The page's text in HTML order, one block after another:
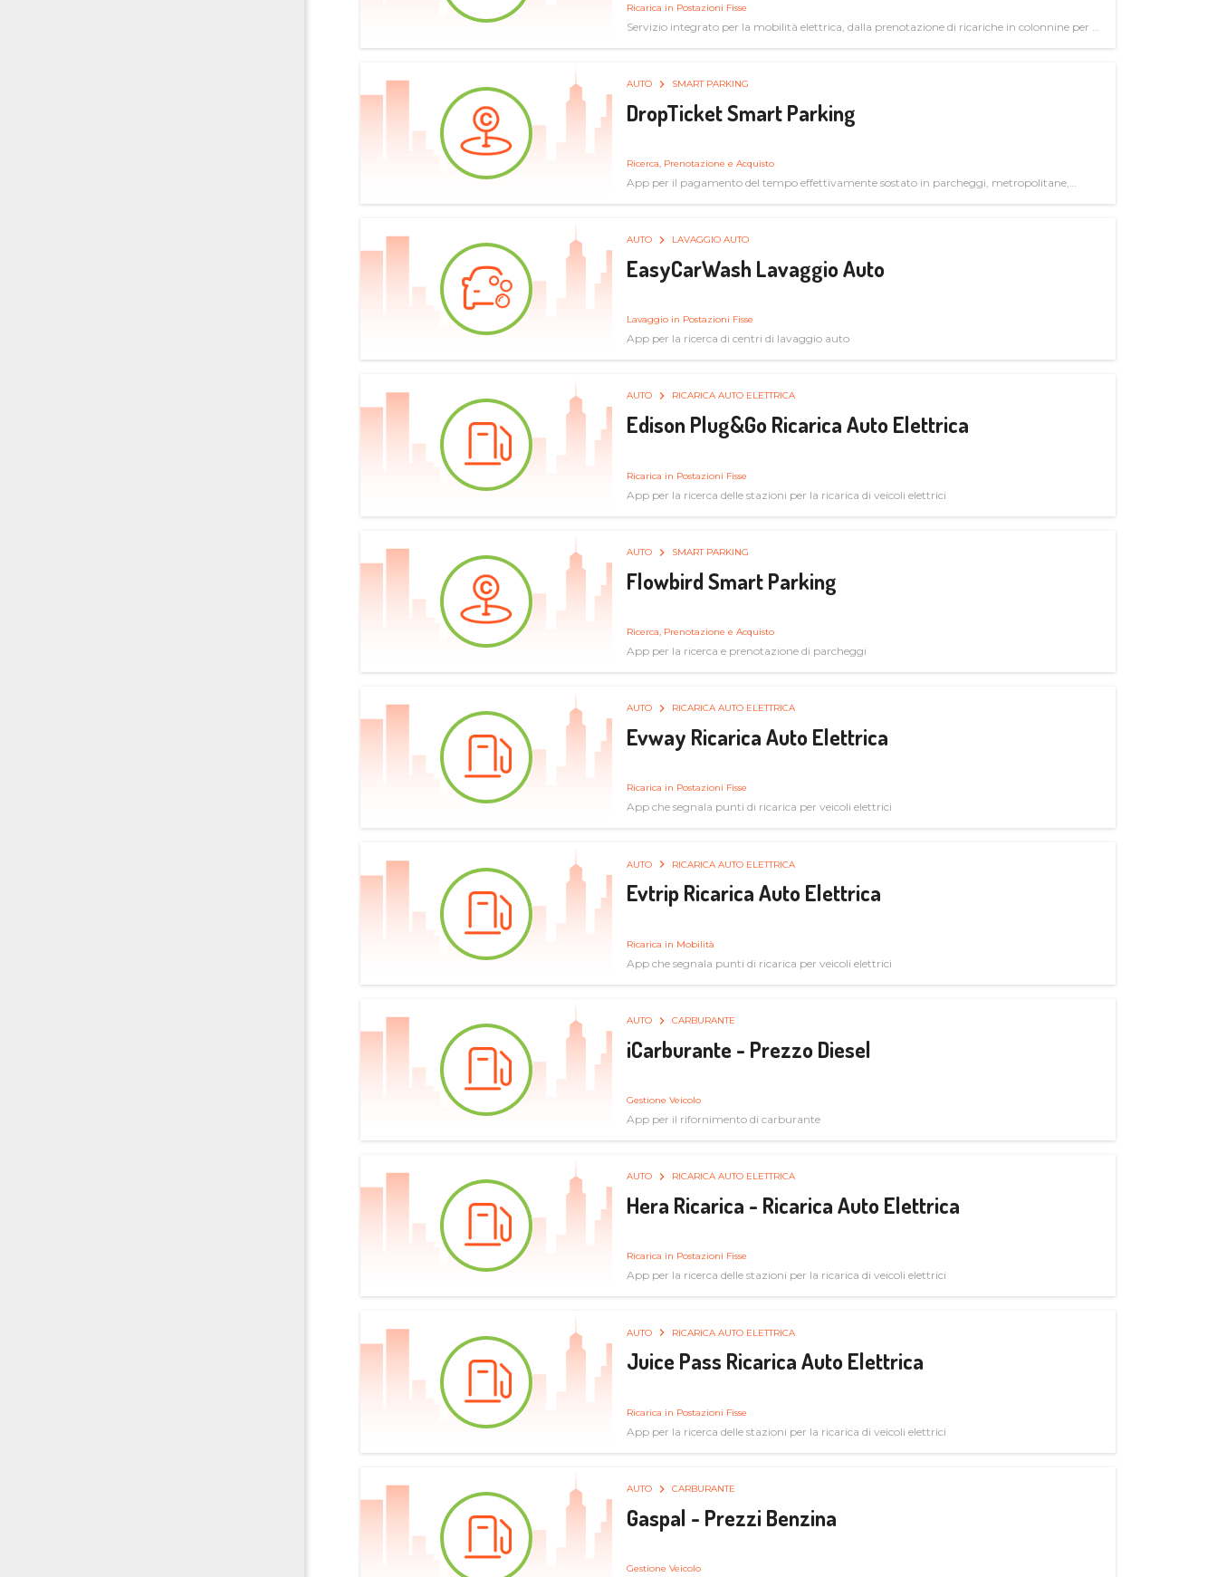
Ricarica in Postazioni Fisse
Servizio integrato per la mobilità elettrica, dalla prenotazione di ricariche in colonnine per il
AUTO SMART PARKING
DropTicket Smart Parking
Ricerca, Prenotazione e Acquisto
App per il pagamento del tempo effettivamente sostato in parcheggi, metropolitane,
AUTO LAVAGGIO AUTO
EasyCarWash Lavaggio Auto
Lavaggio in Postazioni Fisse
App per la ricerca di centri di lavaggio auto
AUTO RICARICA AUTO ELETTRICA
Edison Plug&Go Ricarica Auto Elettrica
Ricarica in Postazioni Fisse
App per la ricerca delle stazioni per la ricarica di veicoli elettrici
AUTO SMART PARKING
Flowbird Smart Parking
Ricerca, Prenotazione e Acquisto
App per la ricerca e prenotazione di parcheggi
AUTO RICARICA AUTO ELETTRICA
Evway Ricarica Auto Elettrica
Ricarica in Postazioni Fisse
App che segnala punti di ricarica per veicoli elettrici
AUTO RICARICA AUTO ELETTRICA
Evtrip Ricarica Auto Elettrica
Ricarica in Mobilità
App che segnala punti di ricarica per veicoli elettrici
AUTO CARBURANTE
iCarburante - Prezzo Diesel
Gestione Veicolo
App per il rifornimento di carburante
AUTO RICARICA AUTO ELETTRICA
Hera Ricarica - Ricarica Auto Elettrica
Ricarica in Postazioni Fisse
App per la ricerca delle stazioni per la ricarica di veicoli elettrici
AUTO RICARICA AUTO ELETTRICA
Juice Pass Ricarica Auto Elettrica
Ricarica in Postazioni Fisse
App per la ricerca delle stazioni per la ricarica di veicoli elettrici
AUTO CARBURANTE
Gaspal - Prezzi Benzina
Gestione Veicolo